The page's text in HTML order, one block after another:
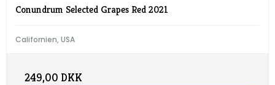
Conundrum Selected Grapes Red 2021
Californien, USA
249,00 DKK